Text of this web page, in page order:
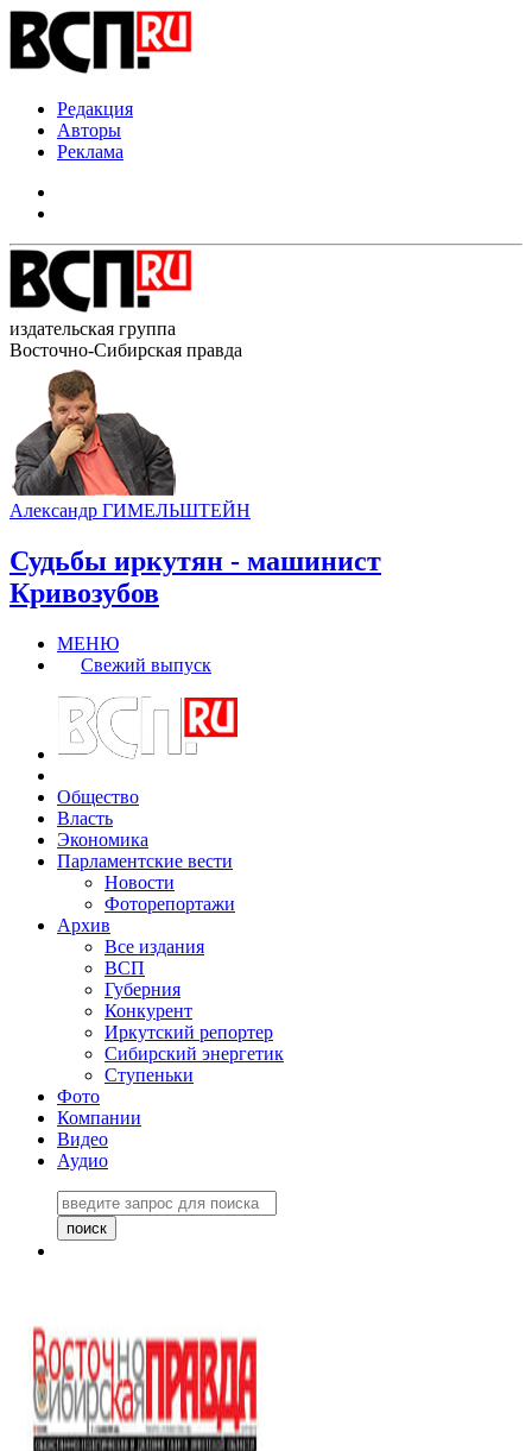
Редакция
Авторы
Реклама
издательская группа
Восточно-Сибирская правда
Александр ГИМЕЛЬШТЕЙН
Судьбы иркутян - машинист
Кривозубов
МЕНЮ
Свежий выпуск
Общество
Власть
Экономика
Парламентские вести
Новости
Фоторепортажи
Архив
Все издания
ВСП
Губерния
Конкурент
Иркутский репортер
Сибирский энергетик
Ступеньки
Фото
Компании
Видео
Аудио